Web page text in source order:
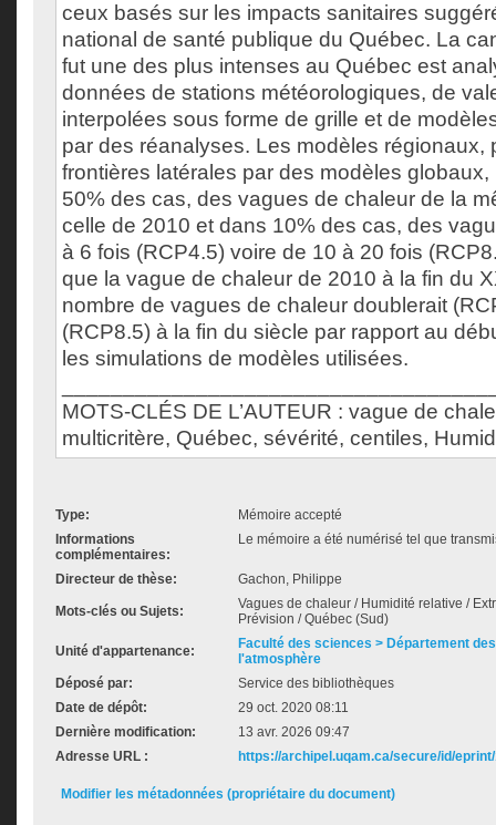
ceux basés sur les impacts sanitaires
national de santé publique du Québec. La
fut une des plus intenses au Québec est
données de stations météorologiques, de
interpolées sous forme de grille et de
par des réanalyses. Les modèles régionaux,
frontières latérales par des modèles
50% des cas, des vagues de chaleur de la
celle de 2010 et dans 10% des cas, des
à 6 fois (RCP4.5) voire de 10 à 20 fois
que la vague de chaleur de 2010 à la fin du
nombre de vagues de chaleur doublerait
(RCP8.5) à la fin du siècle par rapport au
les simulations de modèles utilisées.
MOTS-CLÉS DE L’AUTEUR : vague de
multicritère, Québec, sévérité, centiles,
Type:
Mémoire accepté
Informations
complémentaires:
Le mémoire a été numérisé tel que
Directeur de thèse: Gachon, Philippe
Mots-clés ou Sujets:
Vagues de chaleur / Humidité relative /
Prévision / Québec (Sud)
Unité d'appartenance:
Faculté des sciences > Département
l'atmosphère
Déposé par:
Service des bibliothèques
Date de dépôt:
29 oct. 2020 08:11
Dernière modification:
13 avr. 2026 09:47
Adresse URL :
https://archipel.uqam.ca/secure/id/
Modifier les métadonnées (propriétaire du document)